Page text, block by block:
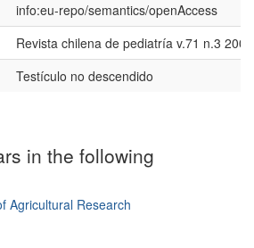
info:eu-repo/semantics/openAccess
Revista chilena de pediatría v.71 n.3 2000
Testículo no descendido
in the following
Agricultural Research